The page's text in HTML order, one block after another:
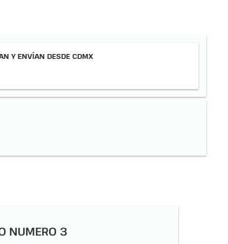
Y ENVÍAN DESDE CDMX
NUMERO 3